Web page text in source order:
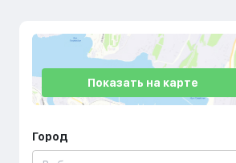
Показать на карте
Город